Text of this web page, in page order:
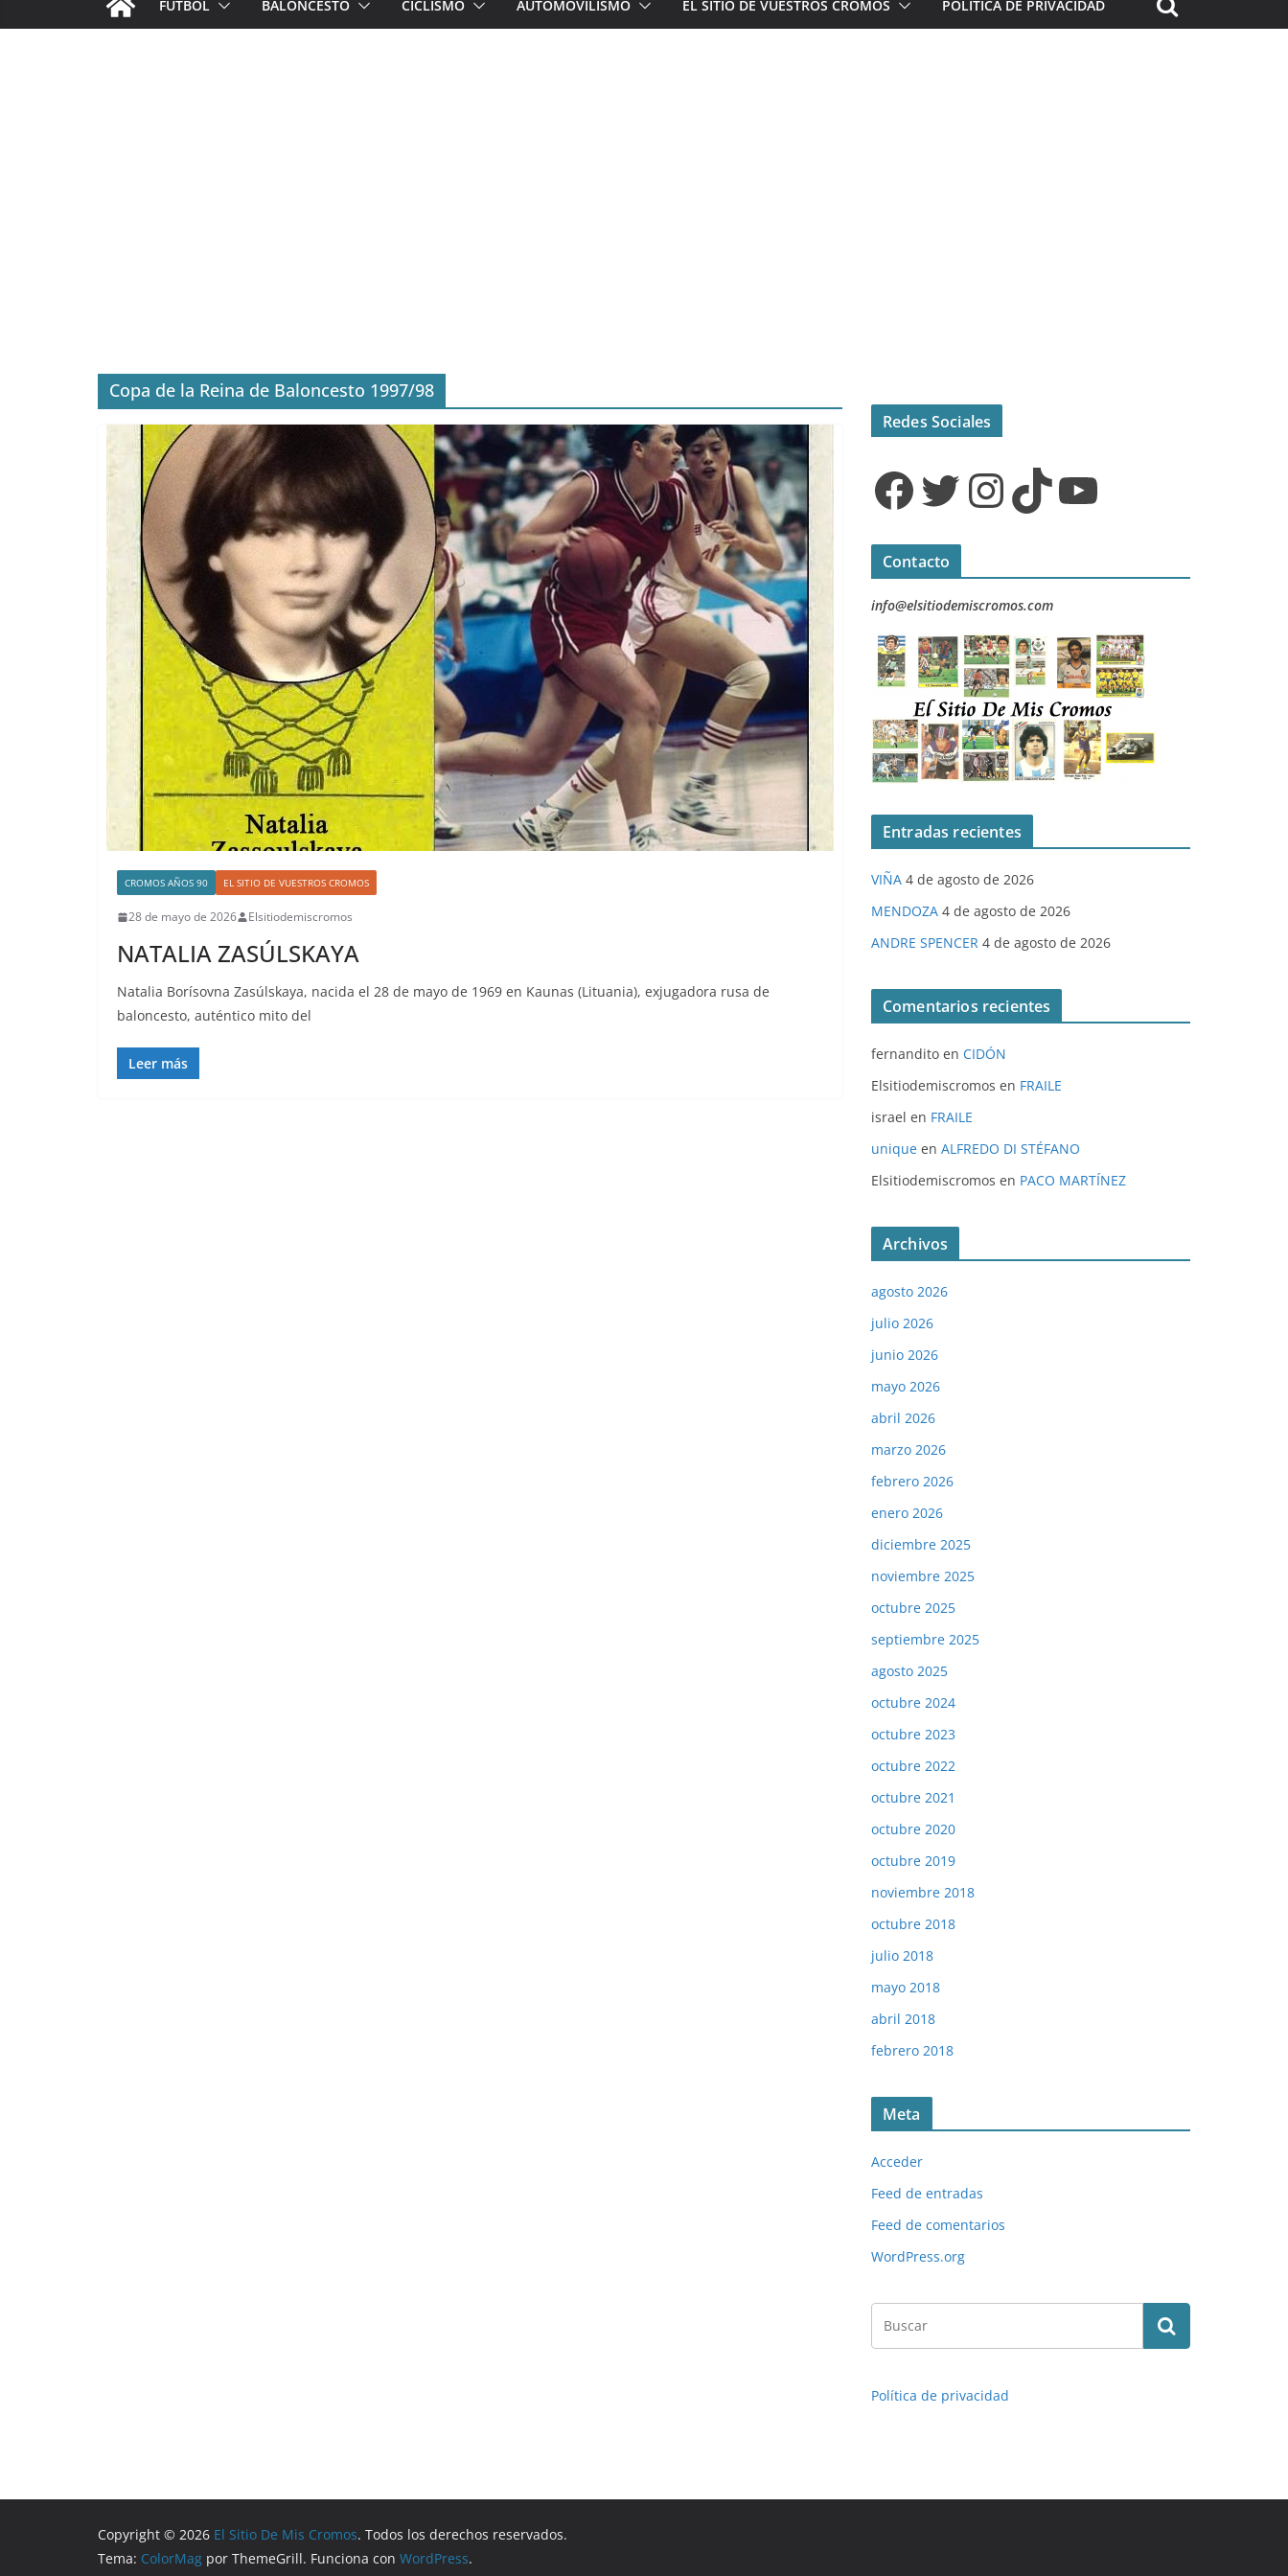
FÚTBOL BALONCESTO CICLISMO AUTOMOVILISMO EL SITIO DE VUESTROS CROMOS POLÍTICA DE PRIVACIDAD
Copa de la Reina de Baloncesto 1997/98
CROMOS AÑOS 90 EL SITIO DE VUESTROS CROMOS
28 de mayo de 2026 Elsitiodemiscromos
NATALIA ZASÚLSKAYA
Natalia Borísovna Zasúlskaya, nacida el 28 de mayo de 1969 en Kaunas (Lituania), exjugadora rusa de
baloncesto, auténtico mito del
Leer más
Redes Sociales
Facebook Twitter InstagramTikTok YouTube
Contacto
info@elsitiodemiscromos.com
Entradas recientes
VIÑA 4 de agosto de 2026
MENDOZA 4 de agosto de 2026
ANDRE SPENCER 4 de agosto de 2026
Comentarios recientes
fernandito en CIDÓN
Elsitiodemiscromos en FRAILE
israel en FRAILE
unique en ALFREDO DI STÉFANO
Elsitiodemiscromos en PACO MARTÍNEZ
Archivos
agosto 2026
julio 2026
junio 2026
mayo 2026
abril 2026
marzo 2026
febrero 2026
enero 2026
diciembre 2025
noviembre 2025
octubre 2025
septiembre 2025
agosto 2025
octubre 2024
octubre 2023
octubre 2022
octubre 2021
octubre 2020
octubre 2019
noviembre 2018
octubre 2018
julio 2018
mayo 2018
abril 2018
febrero 2018
Meta
Acceder
Feed de entradas
Feed de comentarios
WordPress.org
Política de privacidad
Copyright © 2026 El Sitio De Mis Cromos. Todos los derechos reservados.
Tema: ColorMag por ThemeGrill. Funciona con WordPress.